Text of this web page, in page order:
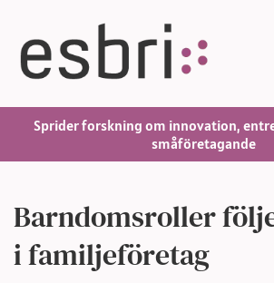
Sprider forskning om innovation,
småföretagande
Barndomsroller
i familjeföretag